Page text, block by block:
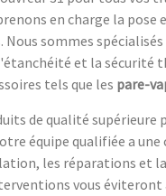
en charge la
sommes
et la
tels que les pare-
de qualité
équipe qualifiée a
les réparations et
vous éviteront